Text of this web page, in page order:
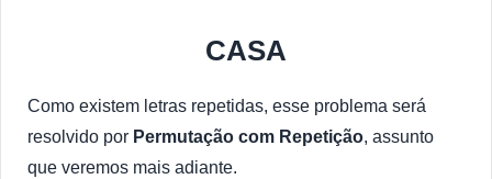
CASA
Como existem letras repetidas, esse problema será
resolvido por Permutação com Repetição, assunto
que veremos mais adiante.